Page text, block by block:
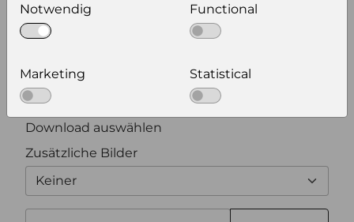
Bildauflösung
Zusätzliche Produktinformationen
Optional weitere Produktinformationen zum
Download auswählen
Zusätzliche Bilder
Keiner
Notwendig Functional
Marketing Statistical